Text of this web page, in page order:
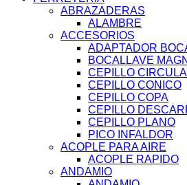
ABRAZADERAS
ALAMBRE
ACCESORIOS
ADAPTADOR
BOCALLAVE
CEPILLO
CEPILLO CONICO
CEPILLO COPA
CEPILLO
CEPILLO PLANO
PICO INFALDOR
ACOPLE PARA AIRE
ACOPLE RAPIDO
ANDAMIO